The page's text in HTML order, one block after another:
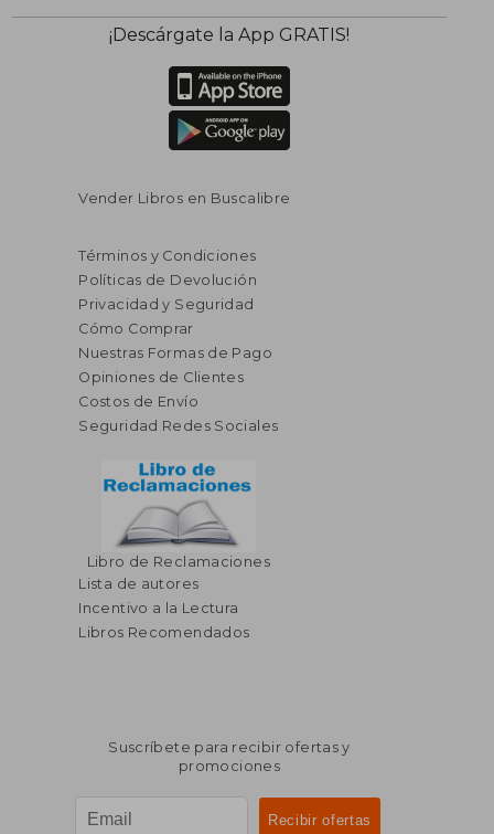
¡Descárgate la App GRATIS!
Vender Libros en Buscalibre
Términos y Condiciones
Políticas de Devolución
Privacidad y Seguridad
Cómo Comprar
Nuestras Formas de Pago
Opiniones de Clientes
Costos de Envío
Seguridad Redes Sociales
Libro de Reclamaciones
Lista de autores
Incentivo a la Lectura
Libros Recomendados
Suscríbete para recibir ofertas y
promociones